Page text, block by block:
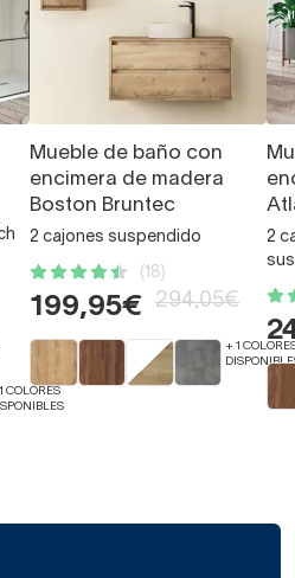
COLORES
Mueble de baño con
encimera de madera
Boston Bruntec
2 cajones suspendido
(18)
199,95€ 294,05€
+ 1
2